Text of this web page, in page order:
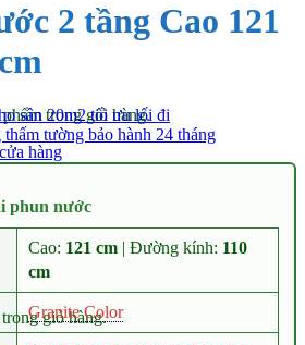
trong giỏ hàng.
hàng
giỏ hàng.
2 tầng Cao 121
phun nước
Cao: 121 cm | Đường kính: 110
cm
Granite Color